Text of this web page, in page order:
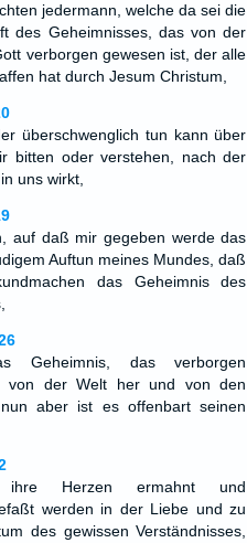
jedermann, welche da sei die
des Geheimnisses, das von der
verborgen gewesen ist, der alle
hat durch Jesum Christum,
überschwenglich tun kann über
bitten oder verstehen, nach der
uns wirkt,
auf daß mir gegeben werde das
Auftun meines Mundes, daß
das Geheimnis des
Geheimnis, das verborgen
von der Welt her und von den
aber ist es offenbart seinen
Herzen ermahnt und
werden in der Liebe und zu
des gewissen Verständnisses,